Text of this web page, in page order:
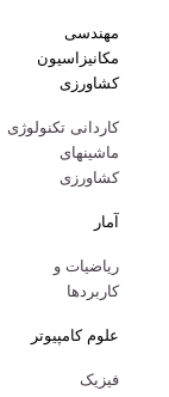
مهندسی
مکانیزاسیون
کشاورزی
کاردانی تکنولوژی
ماشینهای
کشاورزی
آمار
ریاضیات و
کاربردها
علوم کامپیوتر
فیزیک